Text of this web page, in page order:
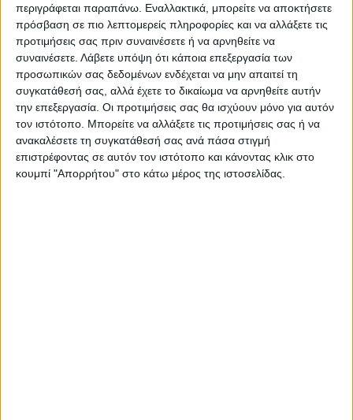
περιγράφεται παραπάνω. Εναλλακτικά, μπορείτε να αποκτήσετε
πρόσβαση σε πιο λεπτομερείς πληροφορίες και να αλλάξετε τις
προτιμήσεις σας πριν συναινέσετε ή να αρνηθείτε να
συναινέσετε. Λάβετε υπόψη ότι κάποια επεξεργασία των
προσωπικών σας δεδομένων ενδέχεται να μην απαιτεί τη
συγκατάθεσή σας, αλλά έχετε το δικαίωμα να αρνηθείτε αυτήν
την επεξεργασία. Οι προτιμήσεις σας θα ισχύουν μόνο για αυτόν
τον ιστότοπο. Μπορείτε να αλλάξετε τις προτιμήσεις σας ή να
ανακαλέσετε τη συγκατάθεσή σας ανά πάσα στιγμή
επιστρέφοντας σε αυτόν τον ιστότοπο και κάνοντας κλικ στο
κουμπί "Απορρήτου" στο κάτω μέρος της ιστοσελίδας.